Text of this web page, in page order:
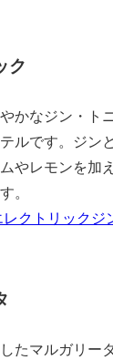
ク
かなジン・ト
ルです。ジン
やレモンを加
。
クトリックジ
たマルガリー